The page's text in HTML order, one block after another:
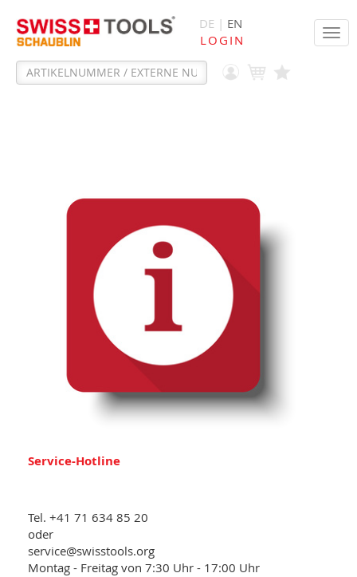
DE | EN
LOGIN
Service-Hotline
Tel. +41 71 634 85 20
oder
service@swisstools.org
Montag - Freitag von 7:30 Uhr - 17:00 Uhr